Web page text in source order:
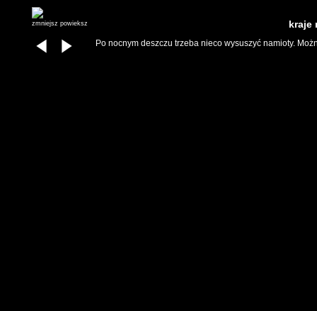
zmniejsz powieksz kraje
Po nocnym deszczu trzeba nieco wysuszyć namioty.